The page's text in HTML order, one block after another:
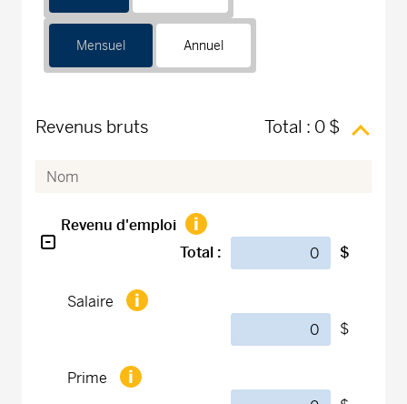
Mensuel Annuel
Revenus bruts Total : 0 $
Revenu d'emploi
Total :
$
Salaire
$
Prime